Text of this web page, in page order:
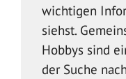
wichtigen
siehst.
Hobbys sind
der Suche